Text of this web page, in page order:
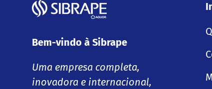
Bem-vindo à Sibrape
Uma empresa completa,
inovadora e internacional,